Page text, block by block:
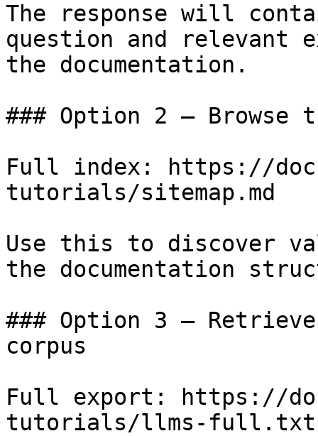
The response will
question and relevant
the documentation.
### Option 2 — Browse
Full index: https://
tutorials/sitemap.md
Use this to discover
the documentation
### Option 3 —
corpus
Full export: https://
tutorials/llms-full.txt